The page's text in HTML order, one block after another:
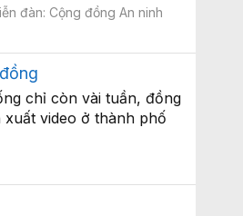
đàn: Cộng đồng An ninh
chỉ còn vài tuần, đồng
video ở thành phố